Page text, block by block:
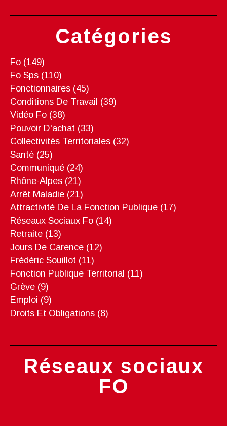
Catégories
Fo (149)
Fo Sps (110)
Fonctionnaires (45)
Conditions De Travail (39)
Vidéo Fo (38)
Pouvoir D'achat (33)
Collectivités Territoriales (32)
Santé (25)
Communiqué (24)
Rhône-Alpes (21)
Arrêt Maladie (21)
Attractivité De La Fonction Publique (17)
Réseaux Sociaux Fo (14)
Retraite (13)
Jours De Carence (12)
Frédéric Souillot (11)
Fonction Publique Territorial (11)
Grève (9)
Emploi (9)
Droits Et Obligations (8)
Réseaux sociaux
FO